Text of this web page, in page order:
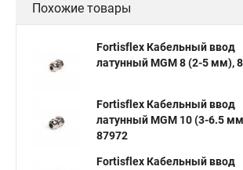
Похожие товары
Fortisflex Кабельный ввод
латунный МGM 8 (2-5 мм),
Fortisflex Кабельный ввод
латунный МGM 10 (3-6.5
87972
Fortisflex Кабельный ввод